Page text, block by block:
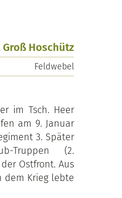
Groß Hoschütz
Feldwebel
im Tsch. Heer
am 9. Januar
3. Später
Truppen (2.
Ostfront. Aus
dem Krieg lebte